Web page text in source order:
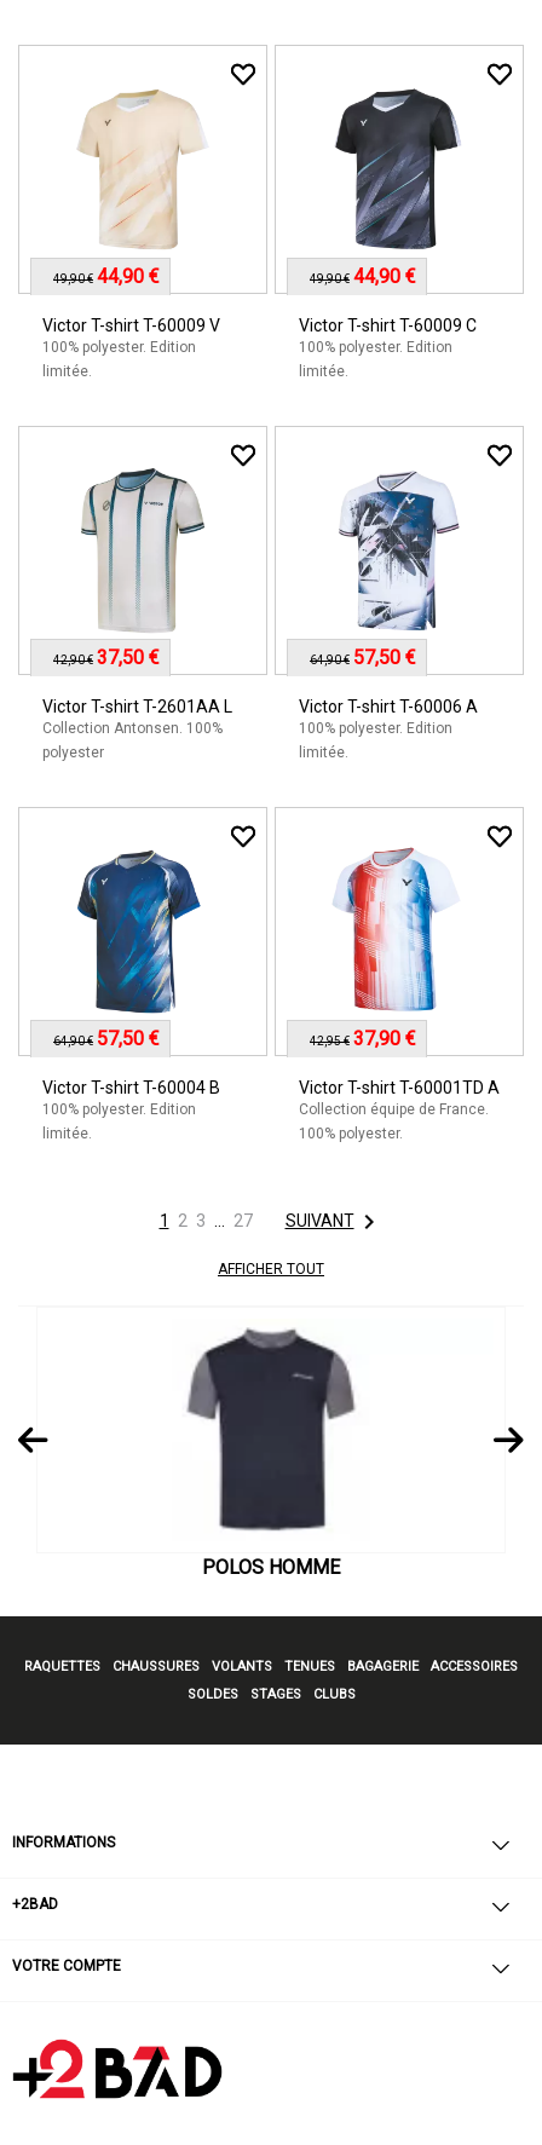
Victor T-shirt T-60009 V
100% polyester. Edition
limitée.
49,90 € 44,90 €
Victor T-shirt T-60009 C
100% polyester. Edition
limitée.
49,90 € 44,90 €
Victor T-shirt T-2601AA L
Collection Antonsen. 100%
polyester
42,90 € 37,50 €
Victor T-shirt T-60006 A
100% polyester. Edition
limitée.
64,90 € 57,50 €
Victor T-shirt T-60004 B
100% polyester. Edition
limitée.
64,90 € 57,50 €
Victor T-shirt T-60001TD A
Collection équipe de France.
100% polyester.
42,95 € 37,90 €
1 2 3 27 SUIVANT
AFFICHER TOUT
POLOS HOMME
RAQUETTES CHAUSSURES VOLANTS TENUES BAGAGERIE
ACCESSOIRES
SOLDES
STAGES CLUBS
INFORMATIONS
+2BAD
VOTRE COMPTE